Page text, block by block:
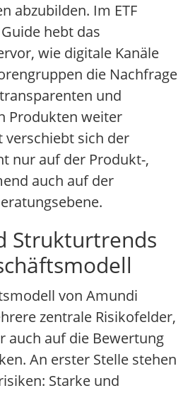
abzubilden. Im ETF
hebt das
wie digitale Kanäle
die Nachfrage
und
Produkten weiter
verschiebt sich der
nur auf der Produkt-,
auch auf der
Strukturtrends
von Amundi
zentrale Risikofelder,
auch auf die Bewertung
An erster Stelle stehen
Starke und